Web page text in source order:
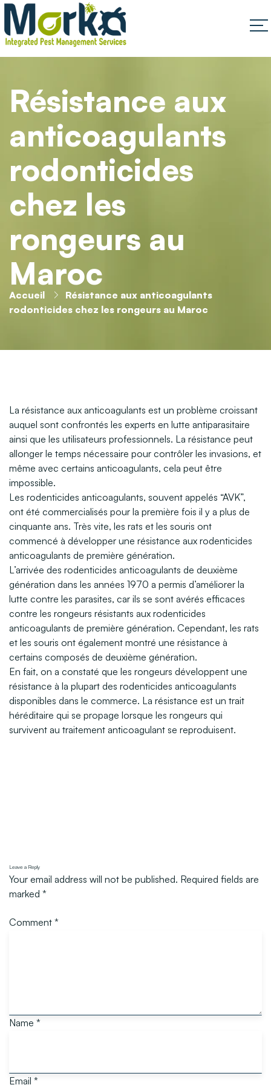
Résistance aux
anticoagulants
rodonticides
chez les
rongeurs au
Maroc
Accueil
Résistance aux anticoagulants
rodonticides chez les rongeurs au Maroc
La résistance aux anticoagulants est un problème croissant
auquel sont confrontés les experts en lutte antiparasitaire
ainsi que les utilisateurs professionnels. La résistance peut
allonger le temps nécessaire pour contrôler les invasions, et
même avec certains anticoagulants, cela peut être
impossible.
Les rodenticides anticoagulants, souvent appelés “AVK”,
ont été commercialisés pour la première fois il y a plus de
cinquante ans. Très vite, les rats et les souris ont
commencé à développer une résistance aux rodenticides
anticoagulants de première génération.
L’arrivée des rodenticides anticoagulants de deuxième
génération dans les années 1970 a permis d’améliorer la
lutte contre les parasites, car ils se sont avérés efficaces
contre les rongeurs résistants aux rodenticides
anticoagulants de première génération. Cependant, les rats
et les souris ont également montré une résistance à
certains composés de deuxième génération.
En fait, on a constaté que les rongeurs développent une
résistance à la plupart des rodenticides anticoagulants
disponibles dans le commerce. La résistance est un trait
héréditaire qui se propage lorsque les rongeurs qui
survivent au traitement anticoagulant se reproduisent.
Leave a Reply
Your email address will not be published. Required fields are
marked *
Comment *
Name *
Email *